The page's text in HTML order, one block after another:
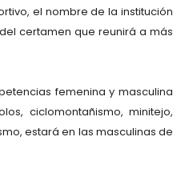
el nombre de la institución
certamen que reunirá a más
femenina y masculina
ciclomontañismo, minitejo,
estará en las masculinas de